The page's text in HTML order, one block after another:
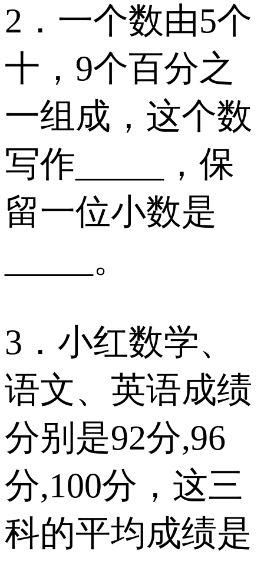
2．一个数由5个
十，9个百分之
一组成，这个数
写作_____，保
留一位小数是
_____。
3．小红数学、
语文、英语成绩
分别是92分,96
分,100分，这三
科的平均成绩是